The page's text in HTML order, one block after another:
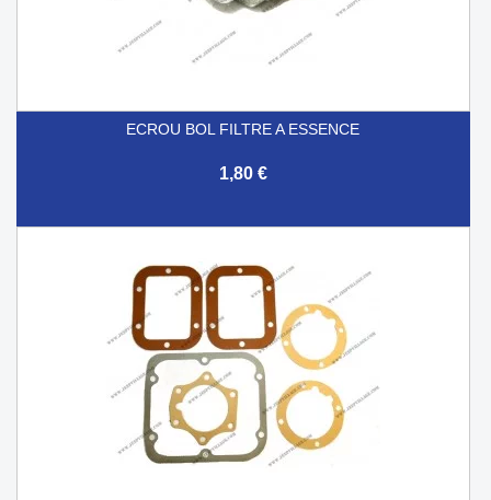
ECROU BOL FILTRE A ESSENCE
1,80 €